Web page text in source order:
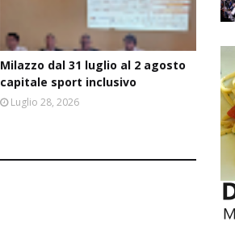
Milazzo dal 31 luglio al 2 agosto
capitale sport inclusivo
Luglio 28, 2026